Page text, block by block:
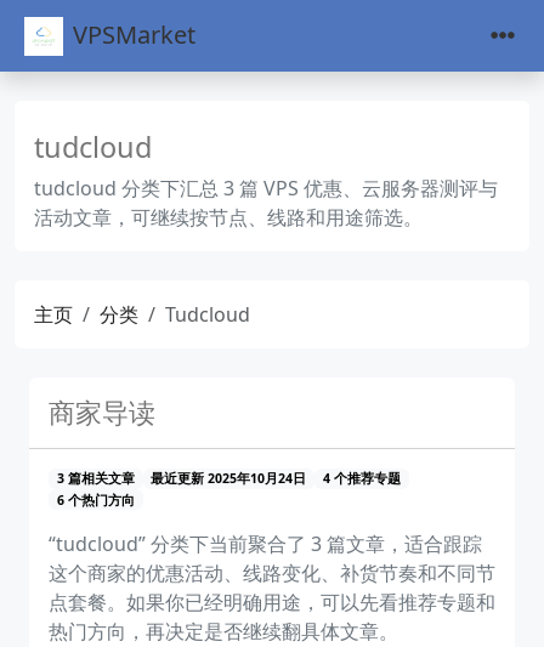
VPSMarket
tudcloud
tudcloud 分类下汇总 3 篇 VPS 优惠、云服务器测评与
活动文章，可继续按节点、线路和用途筛选。
主页 分类 Tudcloud
商家导读
3 篇相关文章 最近更新 2025年10月24日
4 个推荐专题
6 个热门方向
“tudcloud” 分类下当前聚合了 3 篇文章，适合跟踪
这个商家的优惠活动、线路变化、补货节奏和不同节
点套餐。如果你已经明确用途，可以先看推荐专题和
热门方向，再决定是否继续翻具体文章。